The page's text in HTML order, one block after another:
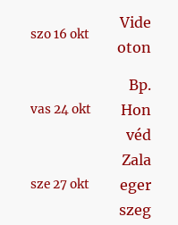
szo 16 okt
Vide
oton
vas 24 okt
Bp.
Hon
véd
sze 27 okt
Zala
eger
szeg